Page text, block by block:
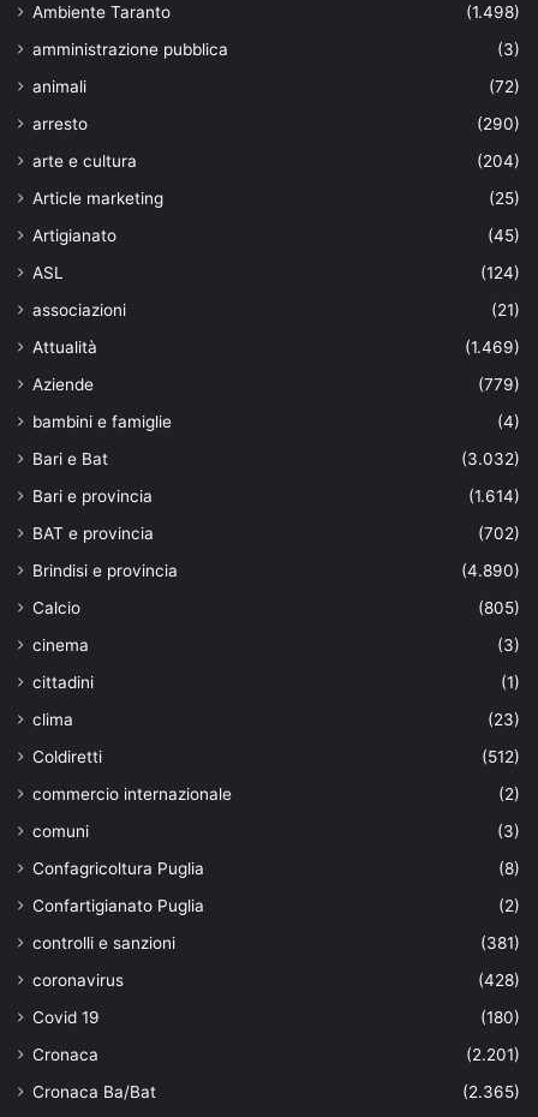
Ambiente Taranto
(1.498)
amministrazione pubblica
(3)
animali
(72)
arresto
(290)
arte e cultura
(204)
Article marketing
(25)
Artigianato
(45)
ASL
(124)
associazioni
(21)
Attualità
(1.469)
Aziende
(779)
bambini e famiglie
(4)
Bari e Bat
(3.032)
Bari e provincia
(1.614)
BAT e provincia
(702)
Brindisi e provincia
(4.890)
Calcio
(805)
cinema
(3)
cittadini
(1)
clima
(23)
Coldiretti
(512)
commercio internazionale
(2)
comuni
(3)
Confagricoltura Puglia
(8)
Confartigianato Puglia
(2)
controlli e sanzioni
(381)
coronavirus
(428)
Covid 19
(180)
Cronaca
(2.201)
Cronaca Ba/Bat
(2.365)